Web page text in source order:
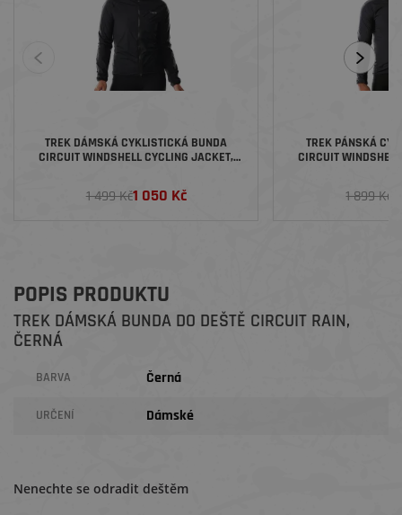
TREK DÁMSKÁ CYKLISTICKÁ BUNDA
CIRCUIT WINDSHELL CYCLING JACKET,
1 499 Kč1 050 Kč
TREK PÁNSKÁ
CIRCUIT
1 899 Kč
POPIS PRODUKTU
TREK DÁMSKÁ BUNDA DO DEŠTĚ CIRCUIT RAIN ,
ČERNÁ
BARVA Černá
URČENÍ Dámské
Nenechte se odradit deštěm